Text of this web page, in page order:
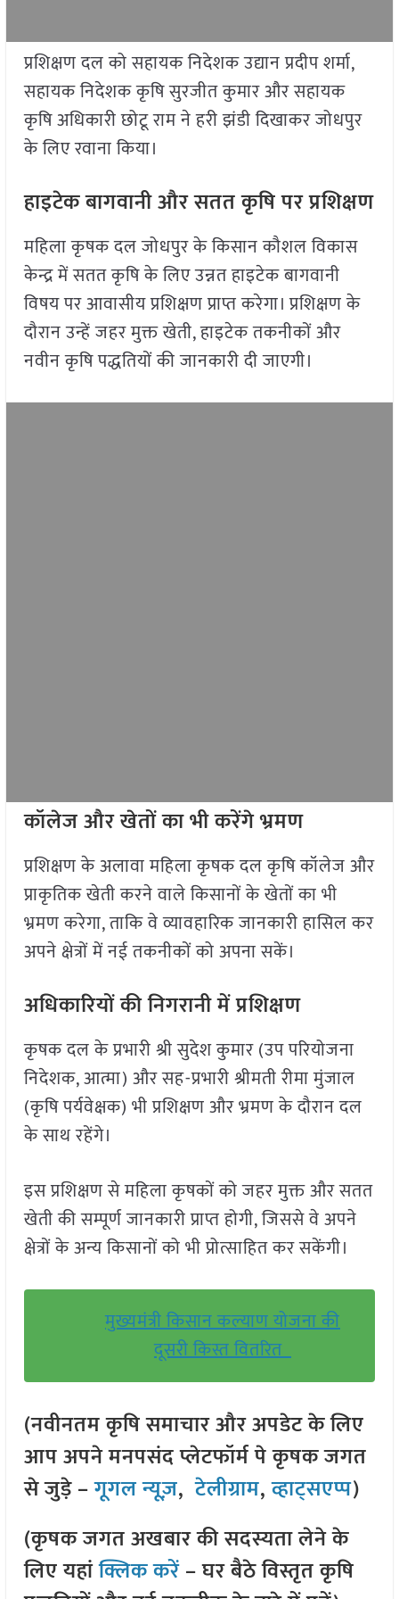
प्रशिक्षण दल को सहायक निदेशक उद्यान प्रदीप शर्मा,
सहायक निदेशक कृषि सुरजीत कुमार और सहायक
कृषि अधिकारी छोटू राम ने हरी झंडी दिखाकर जोधपुर
के लिए रवाना किया।
हाइटेक बागवानी और सतत कृषि पर प्रशिक्षण
महिला कृषक दल जोधपुर के किसान कौशल विकास
केन्द्र में सतत कृषि के लिए उन्नत हाइटेक बागवानी
विषय पर आवासीय प्रशिक्षण प्राप्त करेगा। प्रशिक्षण के
दौरान उन्हें जहर मुक्त खेती, हाइटेक तकनीकों और
नवीन कृषि पद्धतियों की जानकारी दी जाएगी।
कॉलेज और खेतों का भी करेंगे भ्रमण
प्रशिक्षण के अलावा महिला कृषक दल कृषि कॉलेज और
प्राकृतिक खेती करने वाले किसानों के खेतों का भी
भ्रमण करेगा, ताकि वे व्यावहारिक जानकारी हासिल कर
अपने क्षेत्रों में नई तकनीकों को अपना सकें।
अधिकारियों की निगरानी में प्रशिक्षण
कृषक दल के प्रभारी श्री सुदेश कुमार (उप परियोजना
निदेशक, आत्मा) और सह-प्रभारी श्रीमती रीमा मुंजाल
(कृषि पर्यवेक्षक) भी प्रशिक्षण और भ्रमण के दौरान दल
के साथ रहेंगे।
इस प्रशिक्षण से महिला कृषकों को जहर मुक्त और सतत
खेती की सम्पूर्ण जानकारी प्राप्त होगी, जिससे वे अपने
क्षेत्रों के अन्य किसानों को भी प्रोत्साहित कर सकेंगी।
मुख्यमंत्री किसान कल्याण योजना की
दूसरी किस्त वितरित
(नवीनतम कृषि समाचार और अपडेट के लिए
आप अपने मनपसंद प्लेटफॉर्म पे कृषक जगत
से जुड़े –गूगल न्यूज़,टेलीग्राम,व्हाट्सएप्प)
(कृषक जगत अखबार की सदस्यता लेने के
लिए यहांक्लिक करें– घर बैठे विस्तृत कृषि